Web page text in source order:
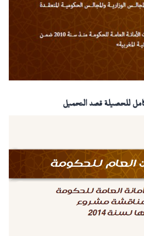
للحصيلة قصد التحميل